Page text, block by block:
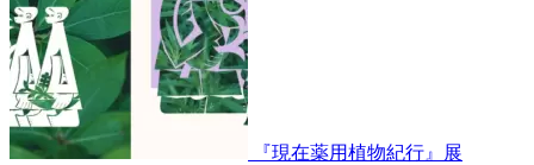
『現在薬用植物紀行』展